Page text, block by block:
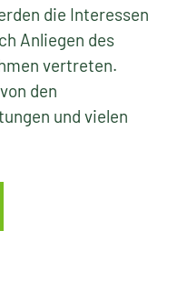
die Interessen
Anliegen des
vertreten.
den
und vielen